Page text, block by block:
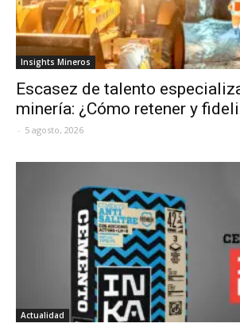
Insights Mineros
Escasez de talento
minería: ¿Cómo retener y
- 5 agosto, 2026
Actualidad